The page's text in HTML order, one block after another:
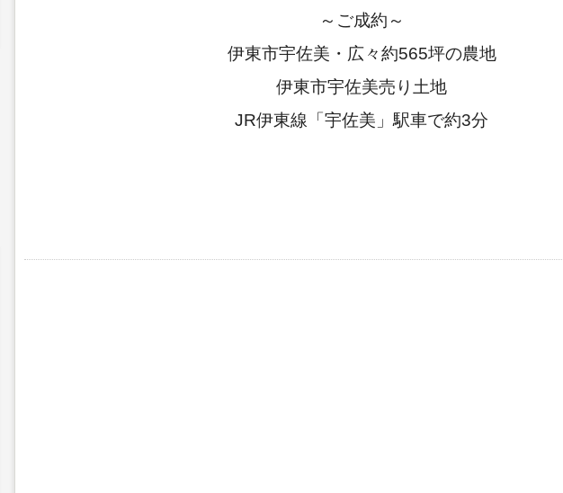
～ご成約～
伊東市宇佐美・広々約565坪の農地
伊東市宇佐美売り土地
JR伊東線「宇佐美」駅車で約3分